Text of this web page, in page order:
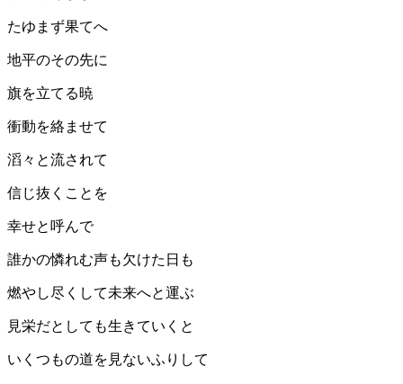
たゆまず果てへ
地平のその先に
旗を立てる暁
衝動を絡ませて
滔々と流されて
信じ抜くことを
幸せと呼んで
誰かの憐れむ声も欠けた日も
燃やし尽くして未来へと運ぶ
見栄だとしても生きていくと
いくつもの道を見ないふりして